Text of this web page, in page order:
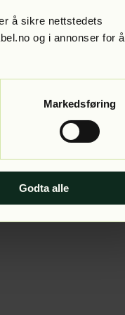
å sikre nettstedets
og i annonser for å
Markedsføring
Godta alle